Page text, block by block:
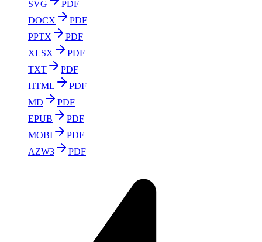
SVG
PDF
DOCX
PDF
PPTX
PDF
XLSX
PDF
TXT
PDF
HTML
PDF
MD
PDF
EPUB
PDF
MOBI
PDF
AZW3
PDF